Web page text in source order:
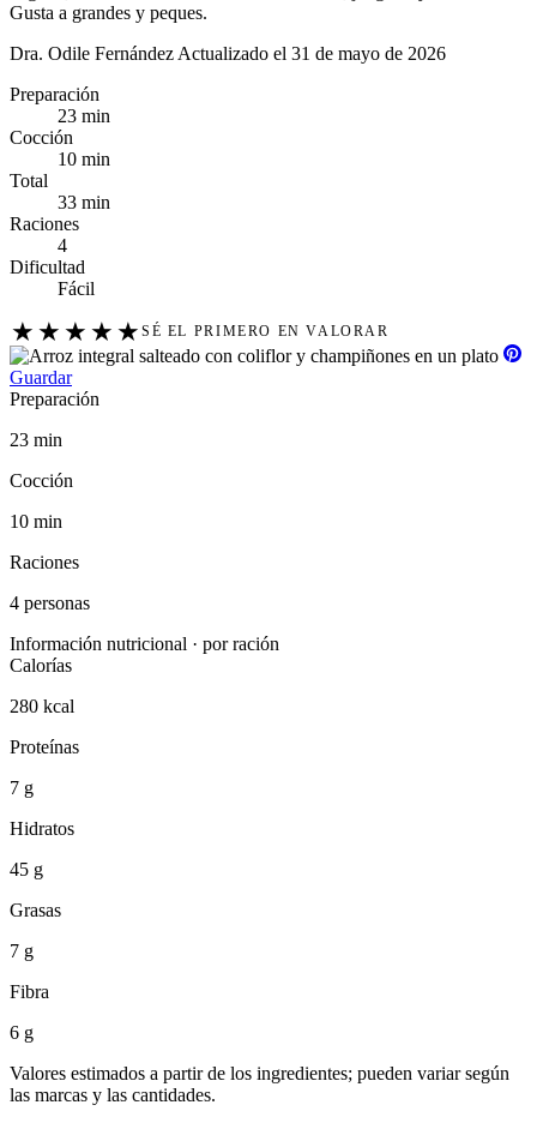
Gusta a grandes y peques.
Dra. Odile Fernández Actualizado el 31 de mayo de 2026
Preparación
23 min
Cocción
10 min
Total
33 min
Raciones
4
Dificultad
Fácil
★ ★ ★ ★ ★ SÉ EL PRIMERO EN VALORAR
Guardar
Preparación
23 min
Cocción
10 min
Raciones
4 personas
Información nutricional · por ración
Calorías
280 kcal
Proteínas
7 g
Hidratos
45 g
Grasas
7 g
Fibra
6 g
Valores estimados a partir de los ingredientes; pueden variar según
las marcas y las cantidades.